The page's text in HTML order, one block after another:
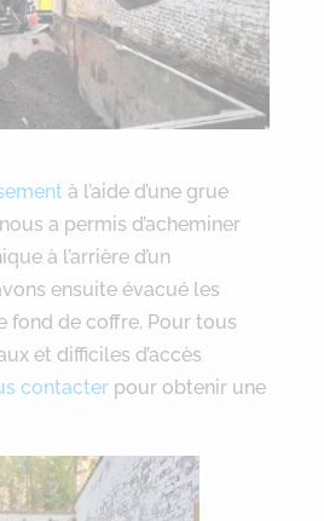
à l’aide d’une grue
a permis d’acheminer
à l’arrière d’un
ensuite évacué les
fond de coffre. Pour tous
et difficiles d’accès
contacterpour obtenir une